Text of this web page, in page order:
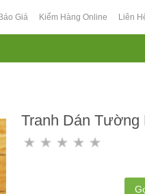
Giá Kiểm Hàng Online Liên
Tranh Dán Tường